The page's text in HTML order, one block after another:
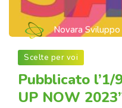
Novara Sviluppo
Scelte per voi
Pubblicato l’1/
UP NOW